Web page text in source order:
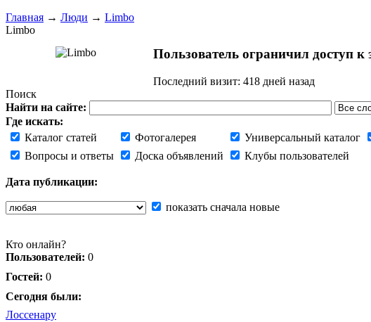
Главная → Люди → Limbo
Limbo
Пользователь ограничил доступ к
Последний визит: 418 дней назад
Поиск
Найти на сайте:
Где искать:
Каталог статей
Фотогалерея Универсальный каталог
Вопросы и ответы
Доска объявлений Клубы пользователей
Дата публикации:
показать сначала новые
Кто онлайн?
Пользователей: 0
Гостей: 0
Сегодня были:
Лоссенару